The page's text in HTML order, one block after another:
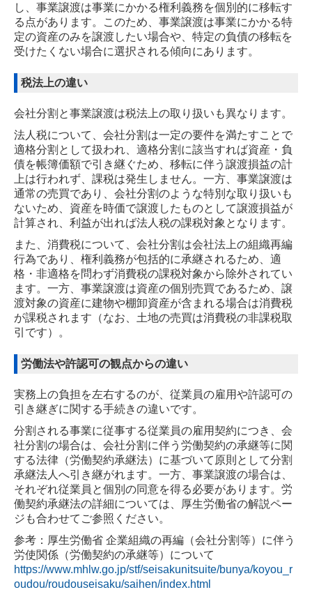
し、事業譲渡は事業にかかる権利義務を個別的に移転す
る点があります。このため、事業譲渡は事業にかかる特
定の資産のみを譲渡したい場合や、特定の負債の移転を
受けたくない場合に選択される傾向にあります。
税法上の違い
会社分割と事業譲渡は税法上の取り扱いも異なります。
法人税について、会社分割は一定の要件を満たすことで
適格分割として扱われ、適格分割に該当すれば資産・負
債を帳簿価額で引き継ぐため、移転に伴う譲渡損益の計
上は行われず、課税は発生しません。一方、事業譲渡は
通常の売買であり、会社分割のような特別な取り扱いも
ないため、資産を時価で譲渡したものとして譲渡損益が
計算され、利益が出れば法人税の課税対象となります。
また、消費税について、会社分割は会社法上の組織再編
行為であり、権利義務が包括的に承継されるため、適
格・非適格を問わず消費税の課税対象から除外されてい
ます。一方、事業譲渡は資産の個別売買であるため、譲
渡対象の資産に建物や棚卸資産が含まれる場合は消費税
が課税されます（なお、土地の売買は消費税の非課税取
引です）。
労働法や許認可の観点からの違い
実務上の負担を左右するのが、従業員の雇用や許認可の
引き継ぎに関する手続きの違いです。
分割される事業に従事する従業員の雇用契約につき、会
社分割の場合は、会社分割に伴う労働契約の承継等に関
する法律（労働契約承継法）に基づいて原則として分割
承継法人へ引き継がれます。一方、事業譲渡の場合は、
それぞれ従業員と個別の同意を得る必要があります。労
働契約承継法の詳細については、厚生労働省の解説ペー
ジも合わせてご参照ください。
参考：厚生労働省 企業組織の再編（会社分割等）に伴う
労使関係（労働契約の承継等）について
https://www.mhlw.go.jp/stf/seisakunitsuite/bunya/koyou_r
oudou/roudouseisaku/saihen/index.html